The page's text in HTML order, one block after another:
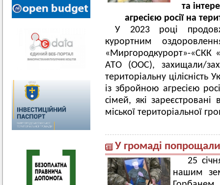
та
агресією росії на
У 2023 році
курортним
«Миргородкурорт»-«СКК
АТО (ООС), захищали/
територіальну цілісність
із збройною агресією
сімей, які
міської територіальної
У громаді
25
нашим